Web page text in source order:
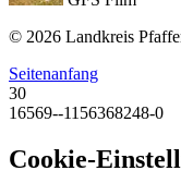
© 2026 Landkreis
Seitenanfang
30
16569--1156368248-0
Cookie-